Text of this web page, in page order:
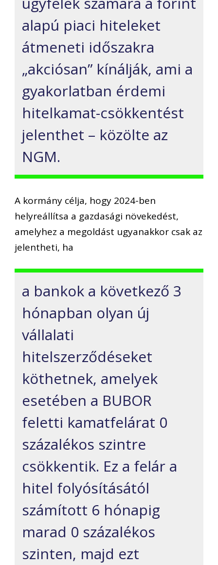
alapú piaci hiteleket
átmeneti időszakra
„akciósan” kínálják, ami a
gyakorlatban érdemi
hitelkamat-csökkentést
jelenthet – közölte az
NGM.
A kormány célja, hogy 2024-ben
helyreállítsa a gazdasági növekedést,
amelyhez a megoldást ugyanakkor csak az
jelentheti, ha
a bankok a következő 3
hónapban olyan új
vállalati
hitelszerződéseket
köthetnek, amelyek
esetében a BUBOR
feletti kamatfelárat 0
százalékos szintre
csökkentik. Ez a felár a
hitel folyósításától
számított 6 hónapig
marad 0 százalékos
szinten, majd ezt